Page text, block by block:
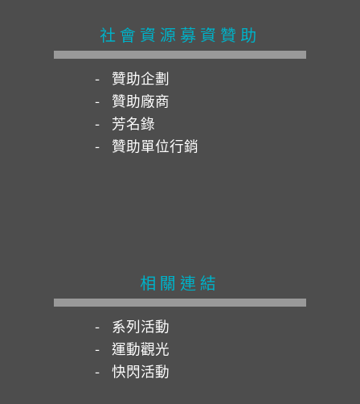
社會資源募資贊助
贊助企劃
贊助廠商
芳名錄
贊助單位行銷
相關連結
系列活動
運動觀光
快閃活動